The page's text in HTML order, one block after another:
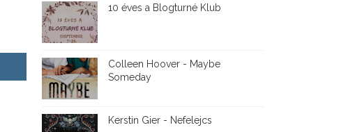
10 éves a Blogturné Klub
Colleen Hoover - Maybe
Someday
Kerstin Gier - Nefelejcs